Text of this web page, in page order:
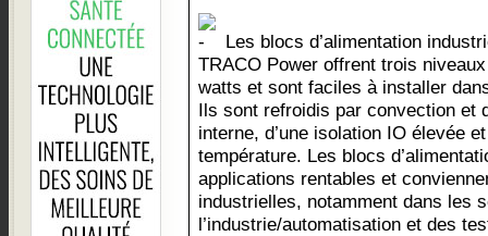
Les blocs d’alimentation
TRACO Power offrent trois
watts et sont faciles à installer
Ils sont refroidis par convection et
interne, d’une isolation IO élevée
température. Les blocs
applications rentables et
industrielles, notamment dans les
l’industrie/automatisation et des